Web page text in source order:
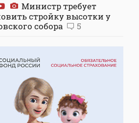
Министр требует
стройку высотки у
собора
5